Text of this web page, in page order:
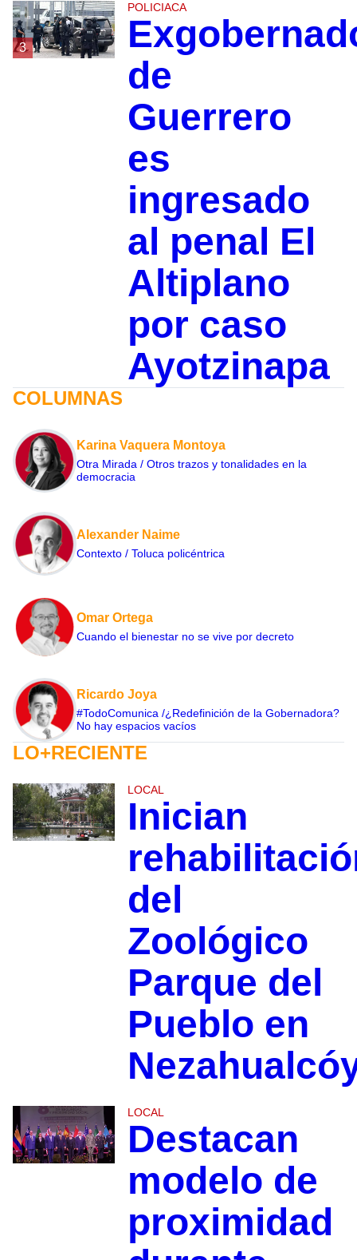
3
POLICIACA
de
Guerrero
es
ingresado
al penal El
Altiplano
por caso
Ayotzinapa
COLUMNAS
Karina Vaquera Montoya
Otra Mirada / Otros trazos y tonalidades en la
democracia
Alexander Naime
Contexto / Toluca policéntrica
Omar Ortega
Cuando el bienestar no se vive por decreto
Ricardo Joya
#TodoComunica /¿Redefinición de la Gobernadora?
No hay espacios vacíos
LO+RECIENTE
LOCAL
Inician
del
Zoológico
Parque del
Pueblo en
LOCAL
Destacan
modelo de
proximidad